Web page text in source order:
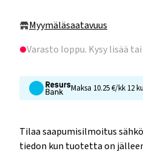
Myymäläsaatavuus
Varasto loppu. Kysy lisää
Maksa 10.25 €/kk 12
Tilaa saapumisilmoitus
tiedon kun tuotetta on